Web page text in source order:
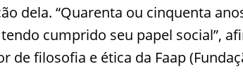
dela. “Quarenta ou cinquenta
cumprido seu papel social”,
de filosofia e ética da Faap